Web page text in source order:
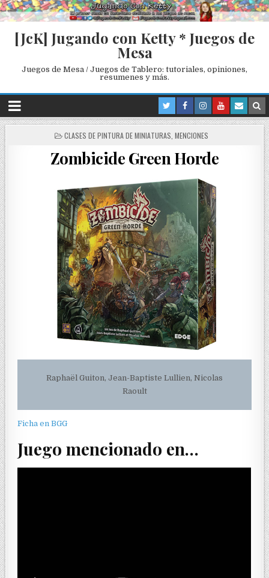
[JcK] Jugando con Ketty * Juegos de
Mesa
Juegos de Mesa / Juegos de Tablero: tutoriales, opiniones,
resumenes y más.
P
S
T
I
N
CLASES DE PINTURA DE MINIATURAS MENCIONES
Zombicide Green Horde
Raphaël Guiton, Jean-Baptiste Lullien, Nicolas
Raoult
Ficha en BGG
Juego mencionado en…